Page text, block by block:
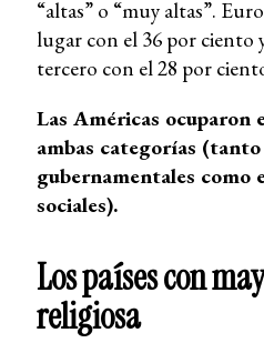
“altas” o “muy altas”.
lugar con el 36 por ciento
tercero con el 28 por
Las Américas ocuparon
ambas categorías
gubernamentales como
sociales).
Los países con
religiosa